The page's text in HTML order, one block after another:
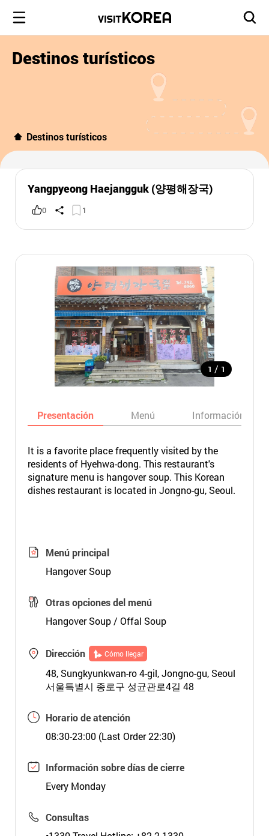
Destinos turísticos
Destinos turísticos
Yangpyeong Haejangguk (양평해장국)
0 1
1 / 1
Presentación Menú Información
It is a favorite place frequently visited by the
residents of Hyehwa-dong. This restaurant's
signature menu is hangover soup. This Korean
dishes restaurant is located in Jongno-gu, Seoul.
Menú principal
Hangover Soup
Otras opciones del menú
Hangover Soup / Offal Soup
Dirección Cómo llegar
48, Sungkyunkwan-ro 4-gil, Jongno-gu, Seoul
서울특별시 종로구 성균관로4길 48
Horario de atención
08:30-23:00 (Last Order 22:30)
Información sobre días de cierre
Every Monday
Consultas